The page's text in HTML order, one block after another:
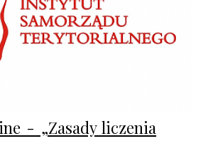
- „Zasady liczenia